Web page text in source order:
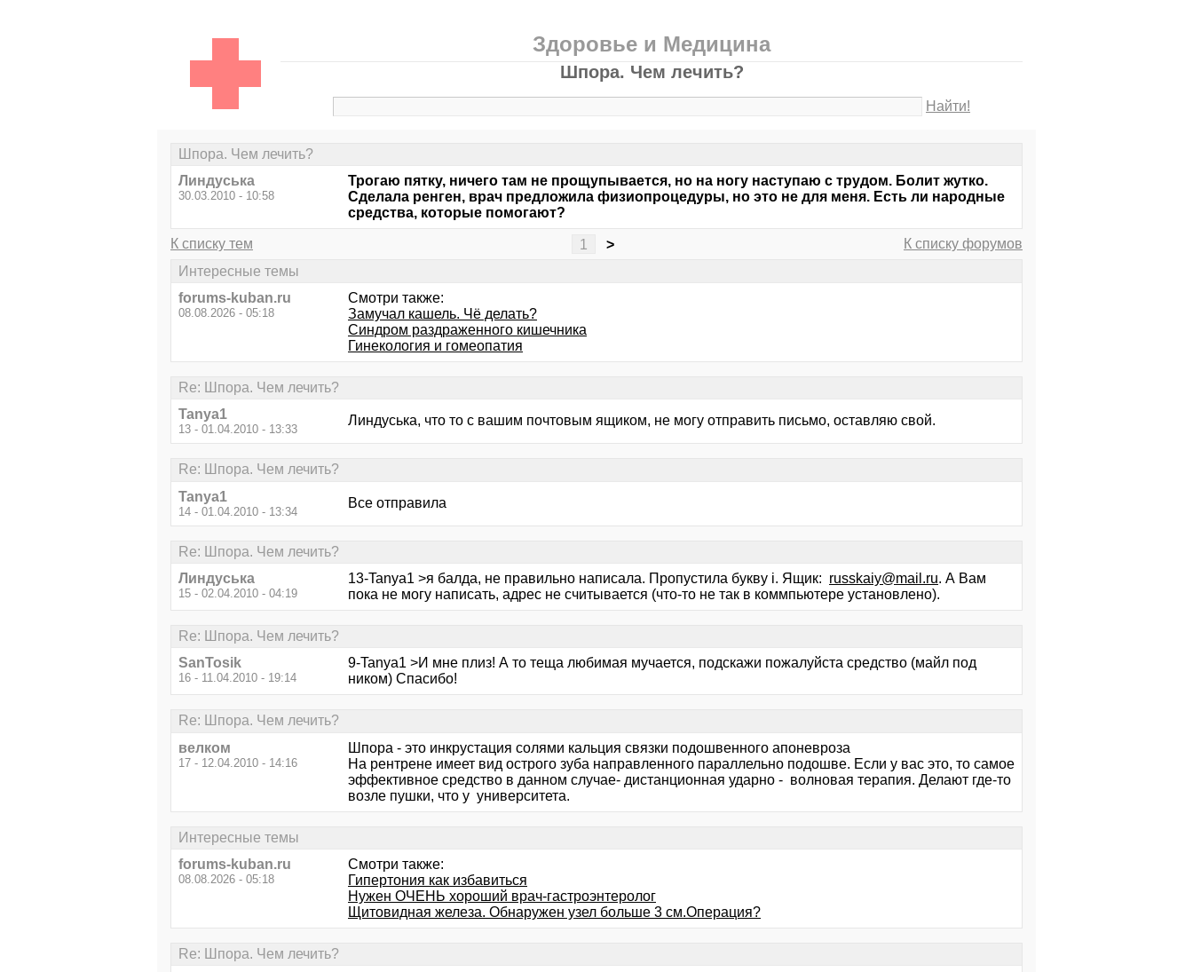
Здоровье и Медицина
Шпора. Чем лечить?
Найти!
Шпора. Чем лечить?
Линдуська
30.03.2010 - 10:58
Трогаю пятку, ничего там не прощупывается, но на ногу наступаю с трудом. Болит жутко.
Сделала ренген, врач предложила физиопроцедуры, но это не для меня. Есть ли народные
средства, которые помогают?
К списку тем 1 >
К списку форумов
Интересные темы
forums-kuban.ru
08.08.2026 - 05:18
Смотри также:
Замучал кашель. Чё делать?
Синдром раздраженного кишечника
Гинекология и гомеопатия
Re: Шпора. Чем лечить?
Tanya1
13 - 01.04.2010 - 13:33
Линдуська, что то с вашим почтовым ящиком, не могу отправить письмо, оставляю свой.
Re: Шпора. Чем лечить?
Tanya1
14 - 01.04.2010 - 13:34
Все отправила
Re: Шпора. Чем лечить?
Линдуська
15 - 02.04.2010 - 04:19
13-Tanya1 >я балда, не правильно написала. Пропустила букву i. Ящик: russkaiy@mail.ru. А Вам
пока не могу написать, адрес не считывается (что-то не так в коммпьютере установлено).
Re: Шпора. Чем лечить?
SanTosik
16 - 11.04.2010 - 19:14
9-Tanya1 >И мне плиз! А то теща любимая мучается, подскажи пожалуйста средство (майл под
ником) Спасибо!
Re: Шпора. Чем лечить?
велком
17 - 12.04.2010 - 14:16
Шпора - это инкрустация солями кальция связки подошвенного апоневроза
На рентрене имеет вид острого зуба направленного параллельно подошве. Если у вас это, то самое
эффективное средство в данном случае- дистанционная ударно - волновая терапия. Делают где-то
возле пушки, что у университета.
Интересные темы
forums-kuban.ru
08.08.2026 - 05:18
Смотри также:
Гипертония как избавиться
Нужен ОЧЕНЬ хороший врач-гастроэнтеролог
Щитовидная железа. Обнаружен узел больше 3 см.Операция?
Re: Шпора. Чем лечить?